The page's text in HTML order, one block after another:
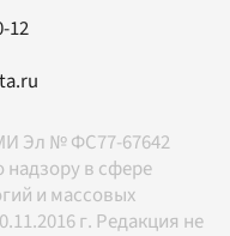
12
Эл № ФС77-67642
в сфере
и массовых
г. Редакция не